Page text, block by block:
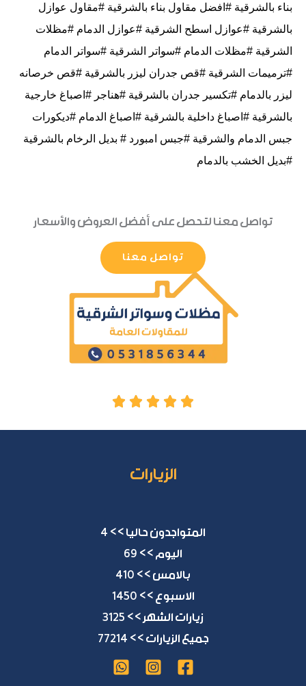
بناء بالشرقية #افضل مقاول بناء بالشرقية #مقاول عوازل
بالشرقية #عوازل اسطح الشرقية #عوازل الدمام #مظلات
الشرقية #مظلات الدمام #سواتر الشرقية #سواتر الدمام
#ترميمات الشرقية #قص جدران ليزر بالشرقية #قص خرصانه
ليزر بالدمام #تكسير جدران بالشرقية #هناجر #اصباغ خارجية
بالشرقية #اصباغ داخلية بالشرقية #اصباغ الدمام #ديكورات
جبس الدمام والشرقية #جبس امبورد # بديل الرخام بالشرقية
#بديل الخشب بالدمام
تواصل معنا لتحصل على أفضل العروض والأسعار
تواصل معنا
الزيارات
المتواجدون حاليا >> 4
اليوم >> 69
بالامس >> 410
الاسبوع >> 1450
زيارات الشهر >> 3125
جميع الزيارات >> 77214